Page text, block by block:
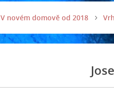
V novém domově od 2018